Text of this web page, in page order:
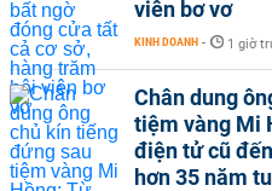
viên bơ vơ
KINH DOANH - 1 giờ
Chân dung
tiệm vàng Mi
điện tử cũ
hơn 35 năm